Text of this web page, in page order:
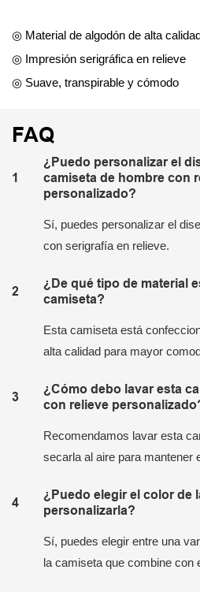
◎ Material de algodón de alta
◎ Impresión serigráfica en relieve
◎ Suave, transpirable y cómodo
FAQ
1
¿Puedo personalizar el
camiseta de hombre con
personalizado?
Sí, puedes personalizar el
con serigrafía en relieve.
2
¿De qué tipo de material
camiseta?
Esta camiseta está
alta calidad para mayor
3
¿Cómo debo lavar esta
con relieve
Recomendamos lavar esta
secarla al aire para mantener
4
¿Puedo elegir el color de
personalizarla?
Sí, puedes elegir entre una
la camiseta que combine con